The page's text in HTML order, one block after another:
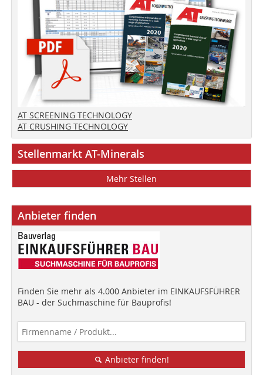
AT SCREENING TECHNOLOGY
AT CRUSHING TECHNOLOGY
Stellenmarkt AT-Minerals
Mehr Stellen
Anbieter finden
Finden Sie mehr als 4.000 Anbieter im EINKAUFSFÜHRER
BAU - der Suchmaschine für Bauprofis!
Anbieter finden!